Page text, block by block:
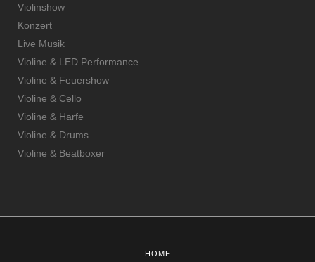
Violinshow
Konzert
Live Musik
Violine & LED Performance
Violine & Feuershow
Violine & Cello
Violine & Harfe
Violine & Drums
Violine & Beatboxer
HOME